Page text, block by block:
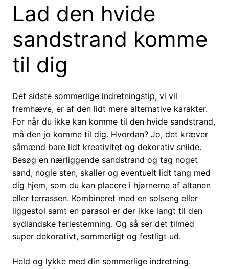
Lad den hvide
sandstrand komme
til dig
Det sidste sommerlige indretningstip, vi vil
fremhæve, er af den lidt mere alternative karakter.
For når du ikke kan komme til den hvide sandstrand,
må den jo komme til dig. Hvordan? Jo, det kræver
såmænd bare lidt kreativitet og dekorativ snilde.
Besøg en nærliggende sandstrand og tag noget
sand, nogle sten, skaller og eventuelt lidt tang med
dig hjem, som du kan placere i hjørnerne af altanen
eller terrassen. Kombineret med en solseng eller
liggestol samt en parasol er der ikke langt til den
sydlandske feriestemning. Og så ser det tilmed
super dekorativt, sommerligt og festligt ud.
Held og lykke med din sommerlige indretning.